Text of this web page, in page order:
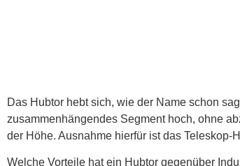
Das Hubtor hebt sich, wie der Name schon
zusammenhängendes Segment hoch, ohne
der Höhe. Ausnahme hierfür ist das
Welche Vorteile hat ein Hubtor gegenüber